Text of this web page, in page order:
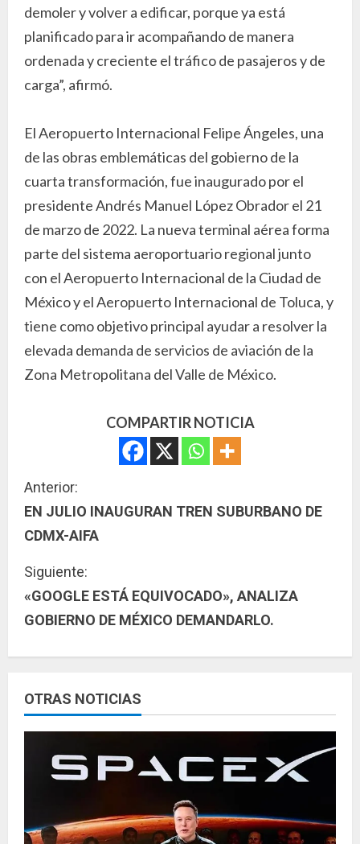
demoler y volver a edificar, porque ya está
planificado para ir acompañando de manera
ordenada y creciente el tráfico de pasajeros y de
carga”, afirmó.
El Aeropuerto Internacional Felipe Ángeles, una
de las obras emblemáticas del gobierno de la
cuarta transformación, fue inaugurado por el
presidente Andrés Manuel López Obrador el 21
de marzo de 2022. La nueva terminal aérea forma
parte del sistema aeroportuario regional junto
con el Aeropuerto Internacional de la Ciudad de
México y el Aeropuerto Internacional de Toluca, y
tiene como objetivo principal ayudar a resolver la
elevada demanda de servicios de aviación de la
Zona Metropolitana del Valle de México.
COMPARTIR NOTICIA
S
i
u
e
l
e
y
d
Anterior:
EN JULIO INAUGURAN TREN SUBURBANO DE
CDMX-AIFA
Siguiente:
«GOOGLE ESTÁ EQUIVOCADO», ANALIZA
GOBIERNO DE MÉXICO DEMANDARLO.
OTRAS NOTICIAS